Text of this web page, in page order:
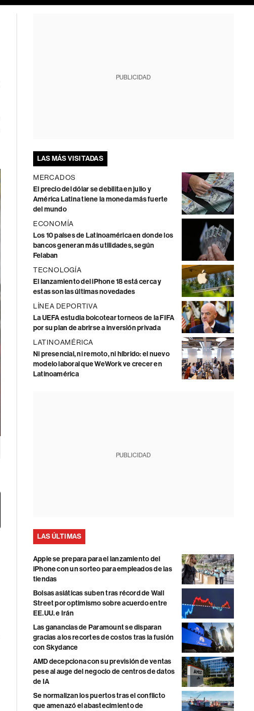
PUBLICIDAD
LAS MÁS VISITADAS
MERCADOS
El precio del dólar se debilita en julio y
América Latina tiene la moneda más fuerte
del mundo
ECONOMÍA
Los 10 países de Latinoamérica en donde los
bancos generan más utilidades, según
Felaban
TECNOLOGÍA
El lanzamiento del iPhone 18 está cerca y
estas son las últimas novedades
LÍNEA DEPORTIVA
La UEFA estudia boicotear torneos de la FIFA
por su plan de abrirse a inversión privada
LATINOAMÉRICA
Ni presencial, ni remoto, ni híbrido: el nuevo
modelo laboral que WeWork ve crecer en
Latinoamérica
PUBLICIDAD
LAS ÚLTIMAS
Apple se prepara para el lanzamiento del
iPhone con un sorteo para empleados de las
tiendas
Bolsas asiáticas suben tras récord de Wall
Street por optimismo sobre acuerdo entre
EE.UU. e Irán
Las ganancias de Paramount se disparan
gracias a los recortes de costos tras la fusión
con Skydance
AMD decepciona con su previsión de ventas
pese al auge del negocio de centros de datos
de IA
Se normalizan los puertos tras el conflicto
que amenazó el abastecimiento de